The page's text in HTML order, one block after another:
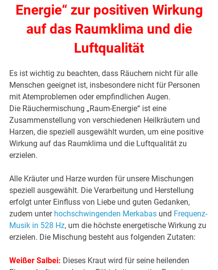
Energie“ zur positiven Wirkung
auf das Raumklima und die
Luftqualität
Es ist wichtig zu beachten, dass Räuchern nicht für alle
Menschen geeignet ist, insbesondere nicht für Personen
mit Atemproblemen oder empfindlichen Augen.
Die Räuchermischung „Raum-Energie“ ist eine
Zusammenstellung von verschiedenen Heilkräutern und
Harzen, die speziell ausgewählt wurden, um eine positive
Wirkung auf das Raumklima und die Luftqualität zu
erzielen.
Alle Kräuter und Harze wurden für unsere Mischungen
speziell ausgewählt. Die Verarbeitung und Herstellung
erfolgt unter Einfluss von Liebe und guten Gedanken,
zudem unter hochschwingenden Merkabas und Frequenz-
Musik in 528 Hz, um die höchste energetische Wirkung zu
erzielen. Die Mischung besteht aus folgenden Zutaten:
Weißer Salbei: Dieses Kraut wird für seine heilenden